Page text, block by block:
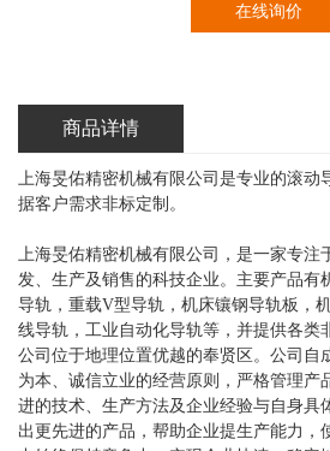
在线询价
商品详情
上海旻佑精密机械有限公司是专业的滚动
据客户需求非标定制。
上海旻佑精密机械有限公司，是一家专注
发、生产及销售的科技企业。主要产品有
导轨，重载V型导轨，机床镶钢导轨板，
线导轨，工业自动化导轨等，并提供各类
公司位于地理位置优越的奉贤区。公司自
为本、诚信立业的经营原则，严格管理产
进的技术、生产方法及企业经验与自身具
出更先进的产品，帮助企业提生产能力，